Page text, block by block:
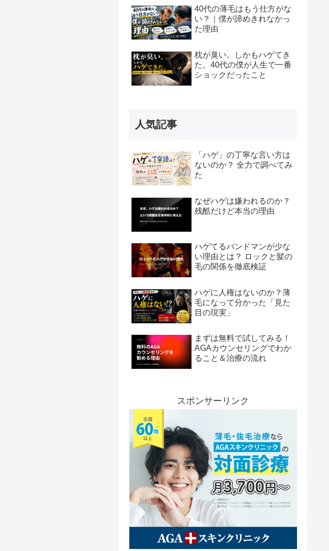
40代の薄毛はもう仕方がな
い？｜僕が諦めきれなかっ
た理由
枕が臭い。しかもハゲてき
た。40代の僕が人生で一番
ショックだったこと
人気記事
「ハゲ」の丁寧な言い方は
ないのか？ 全力で調べてみ
た
なぜハゲは嫌われるのか？
残酷だけど本当の理由
ハゲてるバンドマンが少な
い理由とは？ ロックと髪の
毛の関係を徹底検証
ハゲに人権はないのか？薄
毛になって分かった「見た
目の現実」
まずは無料で試してみる！
AGAカウンセリングでわか
ること＆治療の流れ
スポンサーリンク